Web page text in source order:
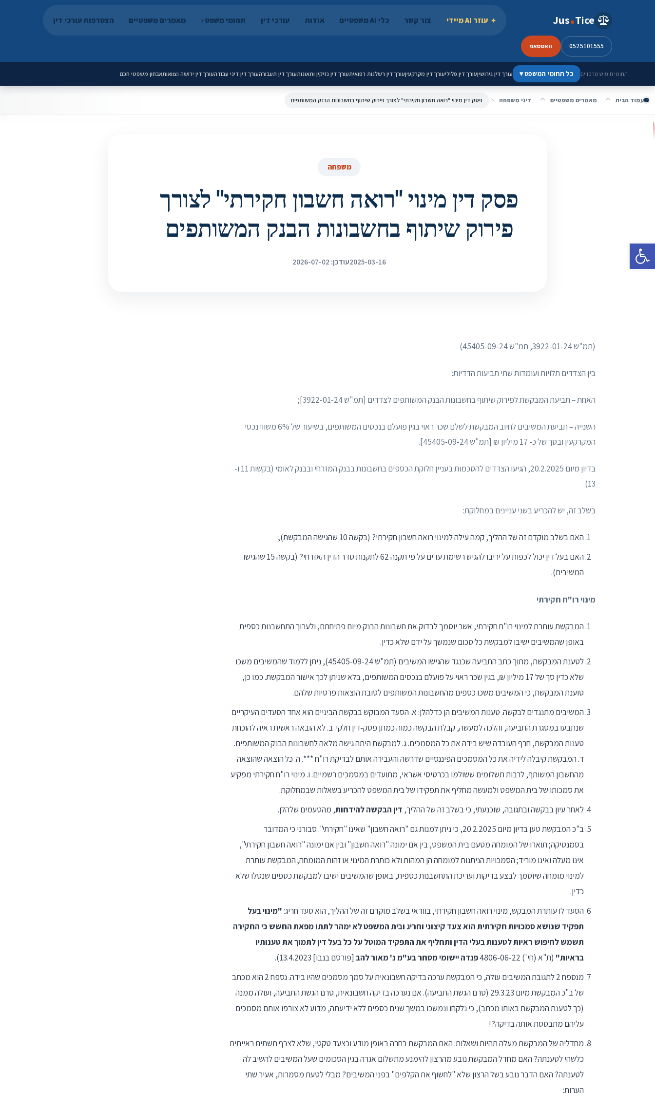
פתח סרגל נגישות
Jus Tice עוזר AI מיידי צור קשר כלי AI משפטיים אודות עורכי דין תחומי משפט מאמרים משפטיים הצטרפות עורכי דין
0525101555 וואטסאפ
תחומי חיפוש מרכזיים כל תחומי המשפט▾ עורך דין גירושיןעורך דין פליליעורך דין מקרקעיןעורך דין רשלנות רפואיתעורך דין נזיקין ותאונותעורך דין תעבורהעורך דין דיני עבודהעורך דין ירושה וצוואותאבחון משפטי חכם
עמוד הבית מאמרים משפטיים דיני משפחה פסק דין מינוי "רואה חשבון חקירתי" לצורך פירוק שיתוף בחשבונות הבנק המשותפים
משפחה
פסק דין מינוי "רואה חשבון חקירתי" לצורך
פירוק שיתוף בחשבונות הבנק המשותפים
2025-03-16עודכן: 2026-07-02
(תמ"ש 3922-01-24, תמ"ש 45405-09-24)
בין הצדדים תלויות ועומדות שתי תביעות הדדיות:
האחת – תביעת המבקשת לפירוק שיתוף בחשבונות הבנק המשותפים לצדדים [תמ"ש 3922-01-24];
השנייה – תביעת המשיבים לחיוב המבקשת לשלם שכר ראוי בגין פועלם בנכסים המשותפים, בשיעור של 6% משווי נכסי
המקרקעין ובסך של כ- 17 מיליון ₪ [תמ"ש 45405-09-24].
בדיון מיום 20.2.2025, הגיעו הצדדים להסכמות בעניין חלוקת הכספים בחשבונות בבנק המזרחי ובבנק לאומי (בקשות 11 ו-
13).
בשלב זה, יש להכריע בשני עניינים במחלוקת:
האם בשלב מוקדם זה של ההליך, קמה עילה למינוי רואה חשבון חקירתי? (בקשה 10 שהגישה המבקשת);
האם בעל דין יכול לכפות על יריבו להגיש רשימת עדים על פי תקנה 62 לתקנות סדר הדין האזרחי? (בקשה 15 שהגישו
המשיבים).
מינוי רו"ח חקירתי
המבקשת עותרת למינוי רו"ח חקירתי, אשר יוסמך לבדוק את חשבונות הבנק מיום פתיחתם, ולערוך התחשבנות כספית
באופן שהמשיבים ישיבו למבקשת כל סכום שנמשך על ידם שלא כדין.
לטענת המבקשת, מתוך כתב התביעה שכנגד שהגישו המשיבים (תמ"ש 45405-09-24), ניתן ללמוד שהמשיבים משכו
שלא כדין סך של 17 מיליון ₪, בגין שכר ראוי על פועלם בנכסים המשותפים, בלא שניתן לכך אישור המבקשת. כמו כן,
טוענת המבקשת, כי המשיבים משכו כספים מהחשבונות המשותפים לטובת הוצאות פרטיות שלהם.
המשיבים מתנגדים לבקשה. טענות המשיבים הן כדלהלן: א. הסעד המבוקש בבקשת הביניים הוא אחד הסעדים העיקריים
שנתבעו במסגרת התביעה, והלכה למעשה, קבלת הבקשה כמוה כמתן פסק-דין חלקי. ב. לא הובאה ראשית ראיה להוכחת
טענות המבקשת, חרף העובדה שיש בידה את כל המסמכים. ג. למבקשת היתה גישה מלאה לחשבונות הבנק המשותפים.
ד. המבקשת קיבלה לידיה את כל המסמכים הפיננסיים שדרשה והעבירה אותם לבדיקת רו"ח ***. ה. כל הוצאה שהוצאה
מהחשבון המשותף, לרבות תשלומים ששולמו בכרטיסי אשראי, מתועדים במסמכים רשמיים. ו. מינוי רו"ח חקירתי מפקיע
את סמכותו של בית המשפט ולמעשה מחליף את תפקידו של בית המשפט להכריע בשאלות שבמחלוקת.
לאחר עיון בבקשה ובתגובה, שוכנעתי, כי בשלב זה של ההליך, דין הבקשה להידחות, מהטעמים שלהלן.
ב"כ המבקשת טען בדיון מיום 20.2.2025, כי ניתן למנות גם "רואה חשבון" שאינו "חקירתי". סבורני כי המדובר
בסמנטיקה; תוארו של המומחה מטעם בית המשפט, בין אם ימונה "רואה חשבון" ובין אם ימונה "רואה חשבון חקירתי",
אינו מעלה ואינו מוריד; הסמכויות הניתנות למומחה הן המהות ולא כותרת המינוי או זהות המומחה; המבקשת עותרת
למינוי מומחה שיוסמך לבצע בדיקות ועריכת התחשבנות כספית, באופן שהמשיבים ישיבו למבקשת כספים שנטלו שלא
כדין.
הסעד לו עותרת המבקש, מינוי רואה חשבון חקירתי, בוודאי בשלב מוקדם זה של ההליך, הוא סעד חריג:"מינוי בעל
תפקיד שנושא סמכויות חקירתית הוא צעד קיצוני וחריג ובית המשפט לא ימהר לתתו מפאת החשש כי החקירה
תשמש לחיפוש ראיות לטענות בעלי הדין ותחליף את התפקיד המוטל על כל בעל דין לתמוך את טענותיו
בראיות" (ת"א (חי') 4806-06-22 פנדה יישומי מסחר בע"מ נ' מאור להב [פורסם בנבו] 13.4.2023).
מנספח 2 לתגובת המשיבים עולה, כי המבקשת ערכה בדיקה חשבונאית על סמך מסמכים שהיו בידה. נספח 2 הוא מכתב
של ב"כ המבקשת מיום 29.3.23 (טרם הגשת התביעה). אם נערכה בדיקה חשבונאית, טרם הגשת התביעה, ועולה ממנה
(כך לטענת המבקשת באותו מכתב), כי נלקחו ונמשכו במשך שנים כספים ללא ידיעתה, מדוע לא צורפו אותם מסמכים
עליהם מתבססת אותה בדיקה?!
מחדליה של המבקשת מעלה תהיות ושאלות: האם המבקשת בחרה באופן מודע וכצעד טקטי, שלא לצרף תשתית ראייתית
כלשהי לטענתה? האם מחדל המבקשת נובע מהרצון להימנע מתשלום אגרה בגין הסכומים שעל המשיבים להשיב לה
לטענתה? האם הדבר נובע בשל הרצון שלא "לחשוף את הקלפים" בפני המשיבים? מבלי לטעת מסמרות, אעיר שתי
הערות: